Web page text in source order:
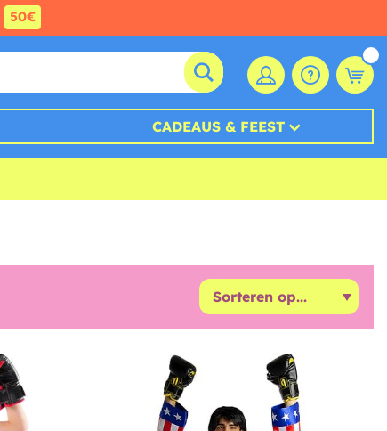
50€
CADEAUS & FEEST